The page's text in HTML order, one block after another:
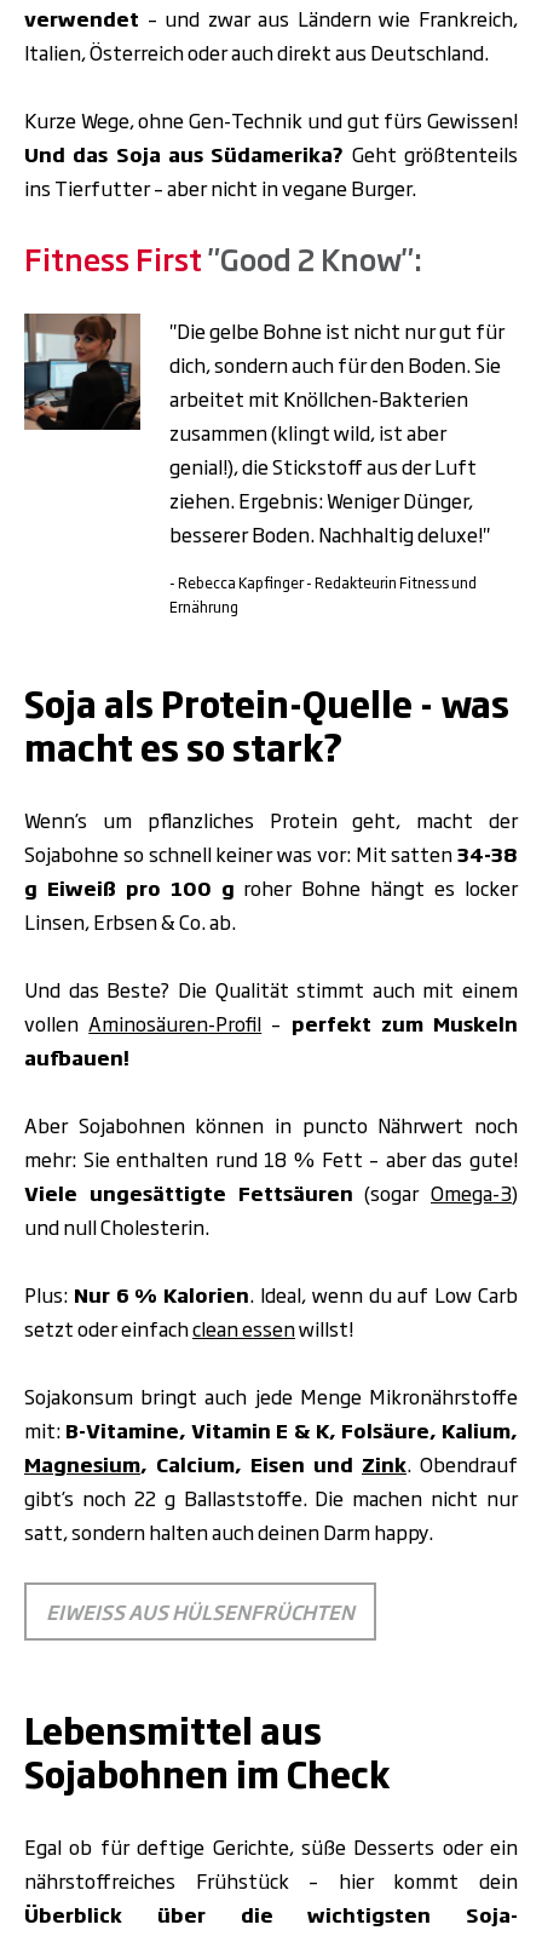
verwendet – und zwar aus Ländern wie Frankreich,
Italien, Österreich oder auch direkt aus Deutschland.
Kurze Wege, ohne Gen-Technik und gut fürs Gewissen!
Und das Soja aus Südamerika? Geht größtenteils
ins Tierfutter – aber nicht in vegane Burger.
Fitness First"Good 2 Know":
"Die gelbe Bohne ist nicht nur gut für
dich, sondern auch für den Boden. Sie
arbeitet mit Knöllchen-Bakterien
zusammen (klingt wild, ist aber
genial!), die Stickstoff aus der Luft
ziehen. Ergebnis: Weniger Dünger,
besserer Boden. Nachhaltig deluxe!"
- Rebecca Kapfinger - Redakteurin Fitness und
Ernährung
Soja als Protein-Quelle - was
macht es so stark?
Wenn’s um pflanzliches Protein geht, macht der
Sojabohne so schnell keiner was vor: Mit satten34-38
g Eiweiß pro 100 g roher Bohne hängt es locker
Linsen, Erbsen & Co. ab.
Und das Beste? Die Qualität stimmt auch mit einem
vollenAminosäuren-Profil – perfekt zum Muskeln
aufbauen!
Aber Sojabohnen können in puncto Nährwert noch
mehr: Sie enthalten rund 18 % Fett – aber das gute!
Viele ungesättigte Fettsäuren(sogar Omega-3)
und null Cholesterin.
Plus: Nur 6 % Kalorien. Ideal, wenn du auf Low Carb
setzt oder einfachclean essenwillst!
Sojakonsum bringt auch jede Menge Mikronährstoffe
mit: B-Vitamine, Vitamin E & K, Folsäure, Kalium,
Magnesium, Calcium, Eisen und Zink. Obendrauf
gibt’s noch 22 g Ballaststoffe. Die machen nicht nur
satt, sondern halten auch deinen Darm happy.
EIWEISS AUS HÜLSENFRÜCHTEN
Lebensmittel aus
Sojabohnen im Check
Egal ob für deftige Gerichte, süße Desserts oder ein
nährstoffreiches Frühstück – hier kommt dein
Überblick über die wichtigsten Soja-